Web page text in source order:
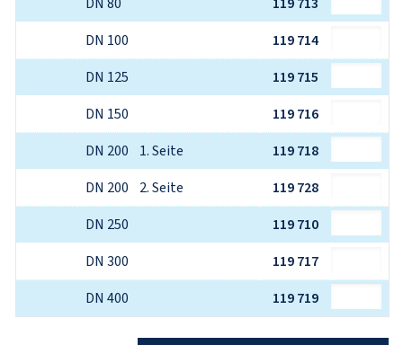
DN 100
119 714
DN 125
119 715
DN 150
119 716
DN 200    1. Seite
119 718
DN 200    2. Seite
119 728
DN 250
119 710
DN 300
119 717
DN 400
119 719